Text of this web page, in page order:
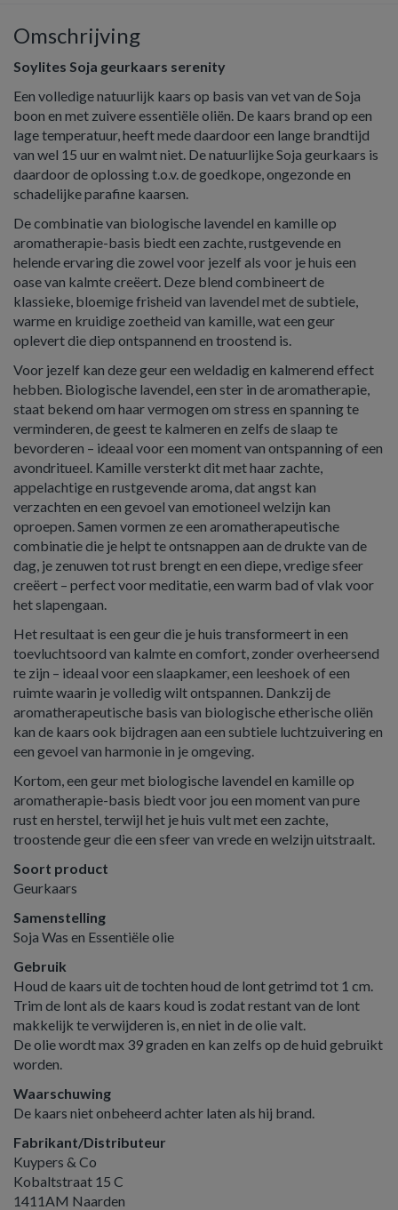
Omschrijving
Soylites Soja geurkaars serenity
Een volledige natuurlijk kaars op basis van vet van de Soja
boon en met zuivere essentiële oliën. De kaars brand op een
lage temperatuur, heeft mede daardoor een lange brandtijd
van wel 15 uur en walmt niet. De natuurlijke Soja geurkaars is
daardoor de oplossing t.o.v. de goedkope, ongezonde en
schadelijke parafine kaarsen.
De combinatie van biologische lavendel en kamille op
aromatherapie-basis biedt een zachte, rustgevende en
helende ervaring die zowel voor jezelf als voor je huis een
oase van kalmte creëert. Deze blend combineert de
klassieke, bloemige frisheid van lavendel met de subtiele,
warme en kruidige zoetheid van kamille, wat een geur
oplevert die diep ontspannend en troostend is.
Voor jezelf kan deze geur een weldadig en kalmerend effect
hebben. Biologische lavendel, een ster in de aromatherapie,
staat bekend om haar vermogen om stress en spanning te
verminderen, de geest te kalmeren en zelfs de slaap te
bevorderen – ideaal voor een moment van ontspanning of een
avondritueel. Kamille versterkt dit met haar zachte,
appelachtige en rustgevende aroma, dat angst kan
verzachten en een gevoel van emotioneel welzijn kan
oproepen. Samen vormen ze een aromatherapeutische
combinatie die je helpt te ontsnappen aan de drukte van de
dag, je zenuwen tot rust brengt en een diepe, vredige sfeer
creëert – perfect voor meditatie, een warm bad of vlak voor
het slapengaan.
Het resultaat is een geur die je huis transformeert in een
toevluchtsoord van kalmte en comfort, zonder overheersend
te zijn – ideaal voor een slaapkamer, een leeshoek of een
ruimte waarin je volledig wilt ontspannen. Dankzij de
aromatherapeutische basis van biologische etherische oliën
kan de kaars ook bijdragen aan een subtiele luchtzuivering en
een gevoel van harmonie in je omgeving.
Kortom, een geur met biologische lavendel en kamille op
aromatherapie-basis biedt voor jou een moment van pure
rust en herstel, terwijl het je huis vult met een zachte,
troostende geur die een sfeer van vrede en welzijn uitstraalt.
Soort product
Geurkaars
Samenstelling
Soja Was en Essentiële olie
Gebruik
Houd de kaars uit de tochten houd de lont getrimd tot 1 cm.
Trim de lont als de kaars koud is zodat restant van de lont
makkelijk te verwijderen is, en niet in de olie valt.
De olie wordt max 39 graden en kan zelfs op de huid gebruikt
worden.
Waarschuwing
De kaars niet onbeheerd achter laten als hij brand.
Fabrikant/Distributeur
Kuypers & Co
Kobaltstraat 15 C
1411AM Naarden